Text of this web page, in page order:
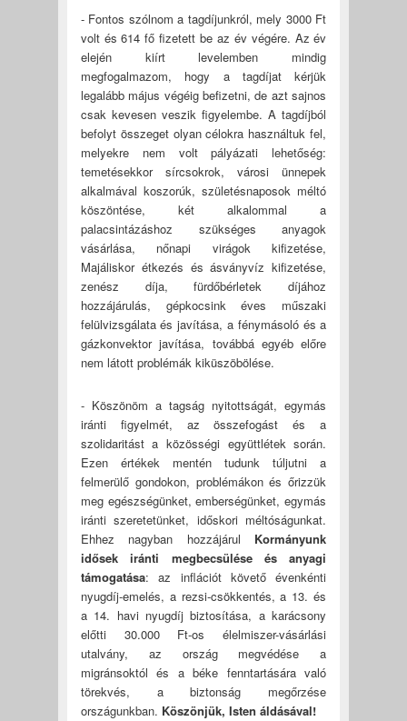
- Fontos szólnom a tagdíjunkról, mely 3000 Ft
volt és 614 fő fizetett be az év végére. Az év
elején kiírt levelemben mindig
megfogalmazom, hogy a tagdíjat kérjük
legalább május végéig befizetni, de azt sajnos
csak kevesen veszik figyelembe. A tagdíjból
befolyt összeget olyan célokra használtuk fel,
melyekre nem volt pályázati lehetőség:
temetésekkor sírcsokrok, városi ünnepek
alkalmával koszorúk, születésnaposok méltó
köszöntése, két alkalommal a
palacsintázáshoz szükséges anyagok
vásárlása, nőnapi virágok kifizetése,
Majáliskor étkezés és ásványvíz kifizetése,
zenész díja, fürdőbérletek díjához
hozzájárulás, gépkocsink éves műszaki
felülvizsgálata és javítása, a fénymásoló és a
gázkonvektor javítása, továbbá egyéb előre
nem látott problémák kiküszöbölése.
- Köszönöm a tagság nyitottságát, egymás
iránti figyelmét, az összefogást és a
szolidaritást a közösségi együttlétek során.
Ezen értékek mentén tudunk túljutni a
felmerülő gondokon, problémákon és őrizzük
meg egészségünket, emberségünket, egymás
iránti szeretetünket, időskori méltóságunkat.
Ehhez nagyban hozzájárul Kormányunk
idősek iránti megbecsülése és anyagi
támogatása: az inflációt követő évenkénti
nyugdíj-emelés, a rezsi-csökkentés, a 13. és
a 14. havi nyugdíj biztosítása, a karácsony
előtti 30.000 Ft-os élelmiszer-vásárlási
utalvány, az ország megvédése a
migránsoktól és a béke fenntartására való
törekvés, a biztonság megőrzése
országunkban. Köszönjük, Isten áldásával!